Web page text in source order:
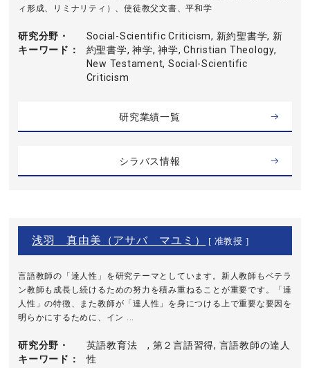
ィ形成、リミナリティ）、使徒教父文書、平和学
研究分野・
キーワード
Social-Scientific Criticism, 新約聖書学, 新
約聖書学, 神学, 神学, Christian Theology,
New Testament, Social-Scientific
Criticism
研究業績一覧
シラバス情報
浅羽 真由美（アサバ マユミ） [ 准教授 ]
言語教師の「達人性」を研究テーマとしています。新人教師もベテラ
ン教師も成長し続けるための努力を積み重ねることが重要です。「達
人性」の特徴、また教師が「達人性」を身につける上で重要な要因を
明らかにするために、イン ...
研究分野・
キーワード
英語教育法 , 第２言語習得, 言語教師の達人
性